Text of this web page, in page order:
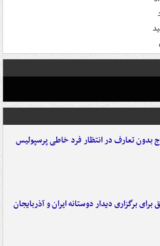
بدون تعارف در انتظار فرد خاطی پرسپولیس
برای برگزاری دیدار دوستانه ایران و آذربایجان